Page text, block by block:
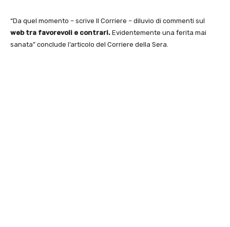
“Da quel momento – scrive Il Corriere – diluvio di commenti sul
web tra favorevoli e contrari. Evidentemente una ferita mai
sanata” conclude l’articolo del Corriere della Sera.